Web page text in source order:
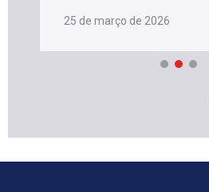
25 de março de 2026